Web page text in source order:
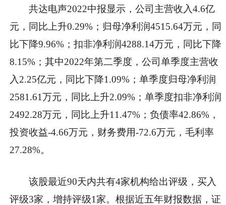
共达电声2022中报显示，公司主营收入4.6亿
元，同比上升0.29%；归母净利润4515.64万元，同
比下降9.96%；扣非净利润4288.14万元，同比下降
8.15%；其中2022年第二季度，公司单季度主营收
入2.25亿元，同比下降1.09%；单季度归母净利润
2581.61万元，同比上升2.09%；单季度扣非净利润
2492.28万元，同比上升11.47%；负债率42.86%，
投资收益-4.66万元，财务费用-72.6万元，毛利率
27.28%。
该股最近90天内共有4家机构给出评级，买入
评级3家，增持评级1家。根据近五年财报数据，证